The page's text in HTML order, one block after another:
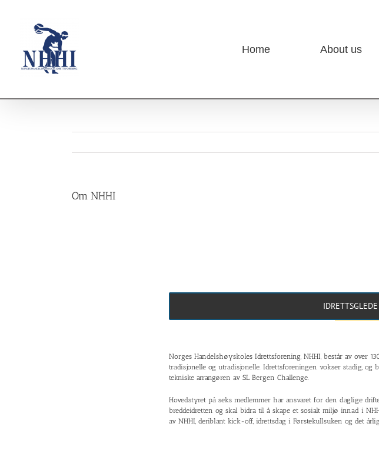
Home About us
Om NHHI
Norges Handelshøyskoles Idrettsforening, NHHI, består av over
tradisjonelle og utradisjonelle. Idrettsforeningen vokser stadig,
tekniske arrangøren av SL Bergen Challenge.
Hovedstyret på seks medlemmer har ansvaret for den daglige
breddeidretten og skal bidra til å skape et sosialt miljø innad i
av NHHI, deriblant kick-off, idrettsdag i Førstekullsuken og det